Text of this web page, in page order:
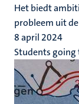
Het biedt
probleem uit
8 april 2024
Students